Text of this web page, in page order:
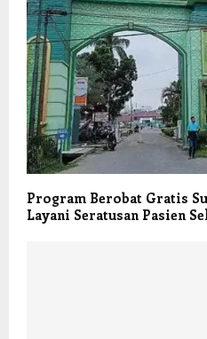
Program Berobat Gratis
Layani Seratusan Pasien